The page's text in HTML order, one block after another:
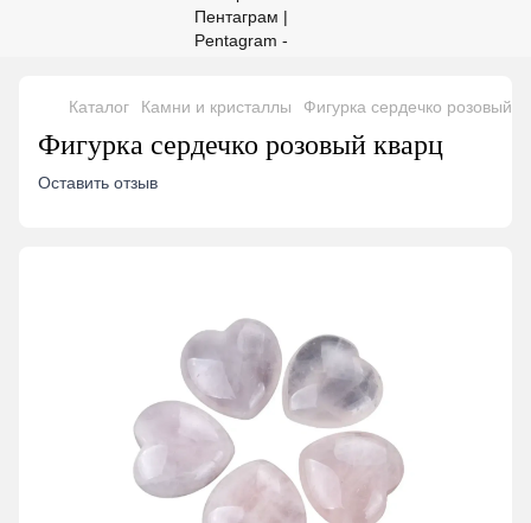
Каталог Камни и кристаллы Фигурка сердечко розовый
Фигурка сердечко розовый кварц
Оставить отзыв